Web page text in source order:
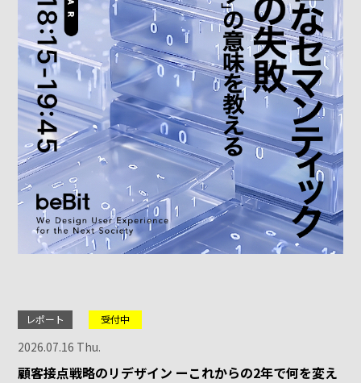
レポート 受付中
2026.07.16 Thu.
顧客接点戦略のリデザイン ーこれからの2年で何を変え